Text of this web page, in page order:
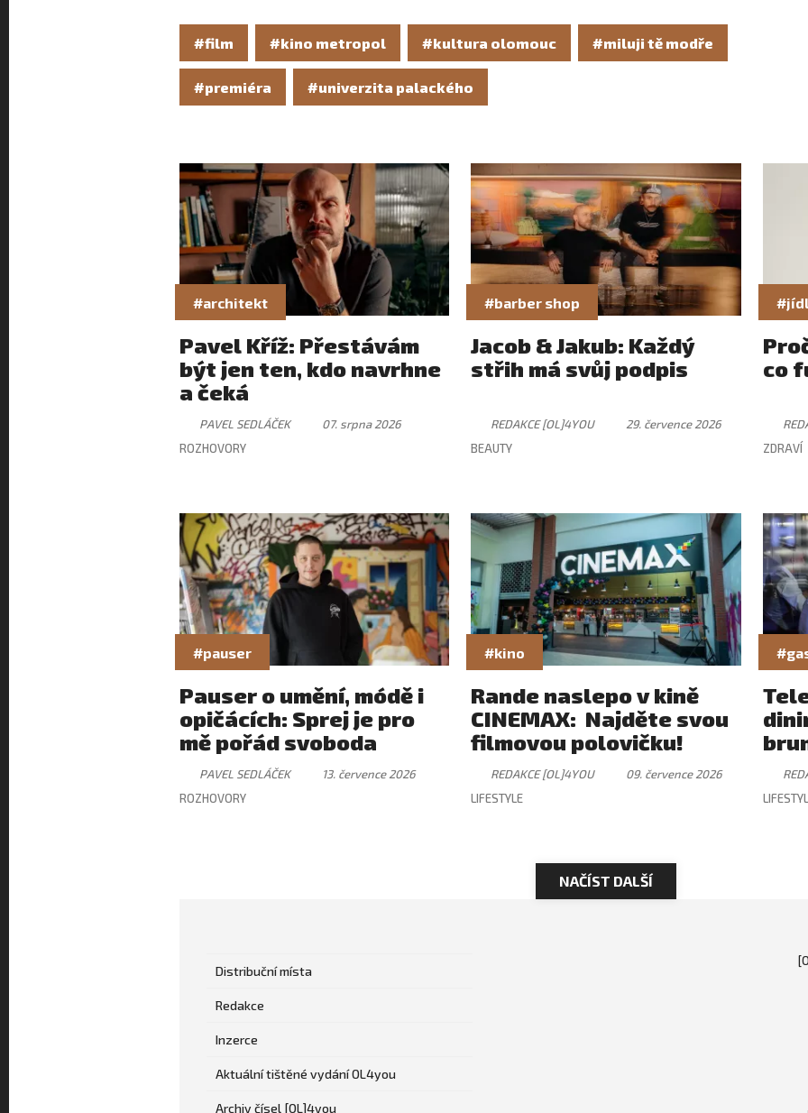
#film #kino metropol #kultura olomouc #miluji tě modře
#premiéra #univerzita palackého
#architekt
Pavel Kříž: Přestávám
být jen ten, kdo navrhne
a čeká
PAVEL SEDLÁČEK
07. srpna 2026
ROZHOVORY
#barber shop
Jacob & Jakub: Každý
střih má svůj podpis
REDAKCE [OL]4YOU
29. července 2026
BEAUTY
co
ZDRAVÍ
#pauser
Pauser o umění, módě i
opičácích: Sprej je pro
mě pořád svoboda
PAVEL SEDLÁČEK
13. července 2026
ROZHOVORY
#kino
Rande naslepo v kině
CINEMAX: Najděte svou
filmovou polovičku!
REDAKCE [OL]4YOU
09. července 2026
LIFESTYLE
NAČÍST DALŠÍ
Distribuční místa
Redakce
Inzerce
Aktuální tištěné vydání OL4you
Archiv čísel [OL]4you